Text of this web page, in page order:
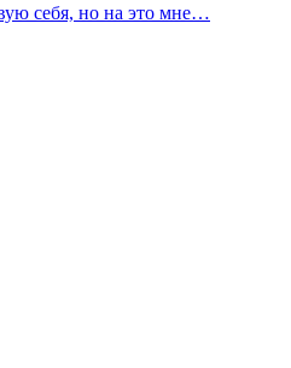
себя, но на это мне…